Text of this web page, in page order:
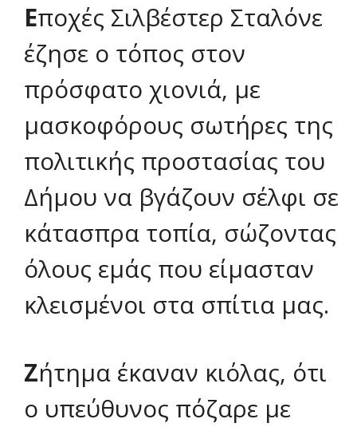
Εποχές Σιλβέστερ Σταλόνε
έζησε ο τόπος στον
πρόσφατο χιονιά, με
μασκοφόρους σωτήρες της
πολιτικής προστασίας του
Δήμου να βγάζουν σέλφι σε
κάτασπρα τοπία, σώζοντας
όλους εμάς που είμασταν
κλεισμένοι στα σπίτια μας.
Ζήτημα έκαναν κιόλας, ότι
ο υπεύθυνος πόζαρε με